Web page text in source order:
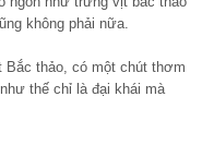
không phải nữa.
Bắc thảo, có một chút thơm
thế chỉ là đại khái mà